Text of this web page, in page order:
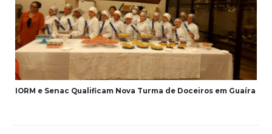
IORM e Senac Qualificam Nova Turma de Doceiros em Guaíra